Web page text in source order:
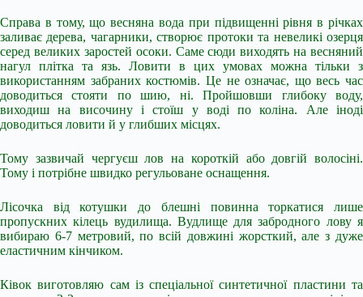
Справа в тому, що весняна вода при підвищенні рівня в річках
заливає дерева, чагарники, створює протоки та невеликі озерця
серед великих заростей осоки. Саме сюди виходять на весняний
нагул плітка та язь. Ловити в цих умовах можна тільки з
використанням забраних костюмів. Це не означає, що весь час
доводиться стояти по шию, ні. Пройшовши глибоку воду,
виходиш на височину і стоїш у воді по коліна. Але іноді
доводиться ловити й у глибших місцях.
Тому зазвичай чергуєш лов на короткій або довгій волосіні.
Тому і потрібне швидко регульоване оснащення.
Лісочка від котушки до блешні повинна торкатися лише
пропускних кілець вудилища. Вудлище для забродного лову я
вибираю 6-7 метровий, по всій довжині жорсткий, але з дуже
еластичним кінчиком.
Ківок виготовляю сам із спеціальної синтетичної пластини та